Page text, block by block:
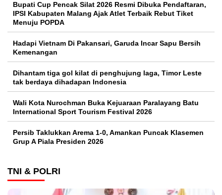
Bupati Cup Pencak Silat 2026 Resmi Dibuka Pendaftaran,
IPSI Kabupaten Malang Ajak Atlet Terbaik Rebut Tiket
Menuju POPDA
Hadapi Vietnam Di Pakansari, Garuda Incar Sapu Bersih
Kemenangan
Dihantam tiga gol kilat di penghujung laga, Timor Leste
tak berdaya dihadapan Indonesia
Wali Kota Nurochman Buka Kejuaraan Paralayang Batu
International Sport Tourism Festival 2026
Persib Taklukkan Arema 1-0, Amankan Puncak Klasemen
Grup A Piala Presiden 2026
TNI & POLRI